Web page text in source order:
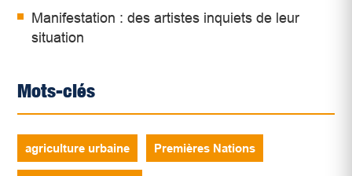
Manifestation : des artistes inquiets de leur
situation
Mots-clés
agriculture urbaine Premières Nations